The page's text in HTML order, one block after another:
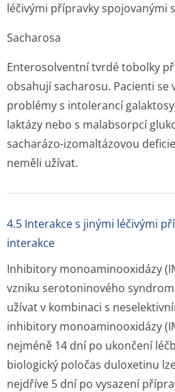
léčivými přípravky spojovanými
Sacharosa
Enterosolventní tvrdé tobolky
obsahují sacharosu. Pacienti se
problémy s intolerancí
laktázy nebo s malabsorpcí
sacharázo-izomaltázovou
neměli užívat.
4.5 Interakce s jinými léčivými
interakce
Inhibitory monoaminooxidázy
vzniku serotoninového
užívat v kombinaci s
inhibitory monoaminooxidázy
nejméně 14 dní po ukončení
biologický poločas duloxetinu
nejdříve 5 dní po vysazení